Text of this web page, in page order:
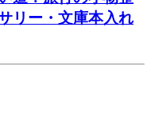
リー・文庫本入れ